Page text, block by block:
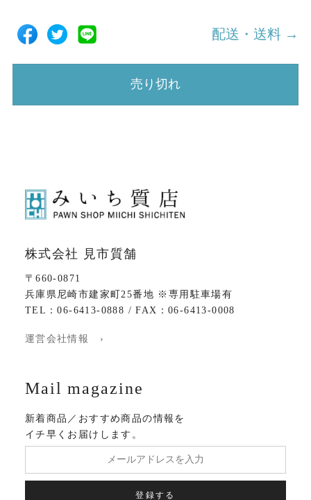
配送・送料 →
売り切れ
株式会社 見市質舗
〒660-0871
兵庫県尼崎市建家町25番地 ※専用駐車場有
TEL：06-6413-0888 / FAX：06-6413-0008
運営会社情報 ›
Mail magazine
新着商品／おすすめ商品の情報を
イチ早くお届けします。
登録する